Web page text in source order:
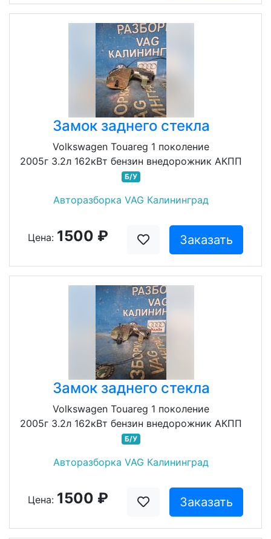
Замок заднего стекла
Volkswagen Touareg 1 поколение
2005г 3.2л 162кВт бензин внедорожник АКПП
Б/У
Авторазборка VAG Калининград
Цена: 1500 ₽ Заказать
Замок заднего стекла
Volkswagen Touareg 1 поколение
2005г 3.2л 162кВт бензин внедорожник АКПП
Б/У
Авторазборка VAG Калининград
Цена: 1500 ₽ Заказать